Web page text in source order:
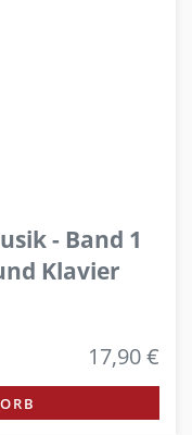
- Band 1
Klavier
17,90 €